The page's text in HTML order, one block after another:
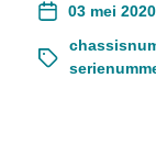
03 mei 2020